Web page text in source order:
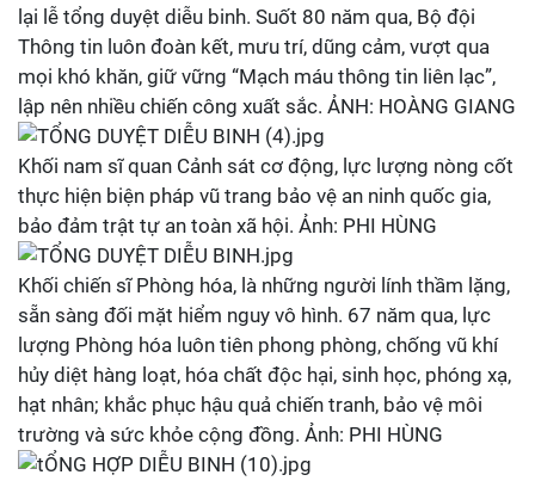
lại lễ tổng duyệt diễu binh. Suốt 80 năm qua, Bộ đội
Thông tin luôn đoàn kết, mưu trí, dũng cảm, vượt qua
mọi khó khăn, giữ vững “Mạch máu thông tin liên lạc”,
lập nên nhiều chiến công xuất sắc. ẢNH: HOÀNG GIANG
Khối nam sĩ quan Cảnh sát cơ động, lực lượng nòng cốt
thực hiện biện pháp vũ trang bảo vệ an ninh quốc gia,
bảo đảm trật tự an toàn xã hội. Ảnh: PHI HÙNG
Khối chiến sĩ Phòng hóa, là những người lính thầm lặng,
sẵn sàng đối mặt hiểm nguy vô hình. 67 năm qua, lực
lượng Phòng hóa luôn tiên phong phòng, chống vũ khí
hủy diệt hàng loạt, hóa chất độc hại, sinh học, phóng xạ,
hạt nhân; khắc phục hậu quả chiến tranh, bảo vệ môi
trường và sức khỏe cộng đồng. Ảnh: PHI HÙNG